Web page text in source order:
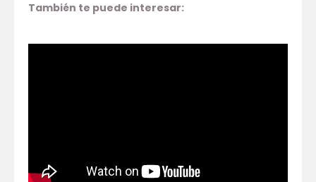
También te puede interesar: